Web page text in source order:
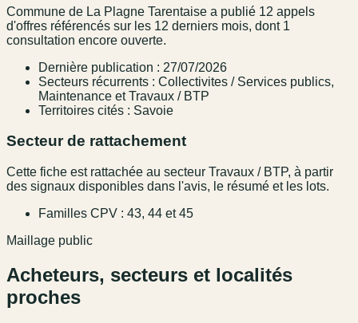
Commune de La Plagne Tarentaise a publié 12 appels
d'offres référencés sur les 12 derniers mois, dont 1
consultation encore ouverte.
Dernière publication : 27/07/2026
Secteurs récurrents : Collectivites / Services publics,
Maintenance et Travaux / BTP
Territoires cités : Savoie
Secteur de rattachement
Cette fiche est rattachée au secteur Travaux / BTP, à partir
des signaux disponibles dans l'avis, le résumé et les lots.
Familles CPV : 43, 44 et 45
Maillage public
Acheteurs, secteurs et localités
proches